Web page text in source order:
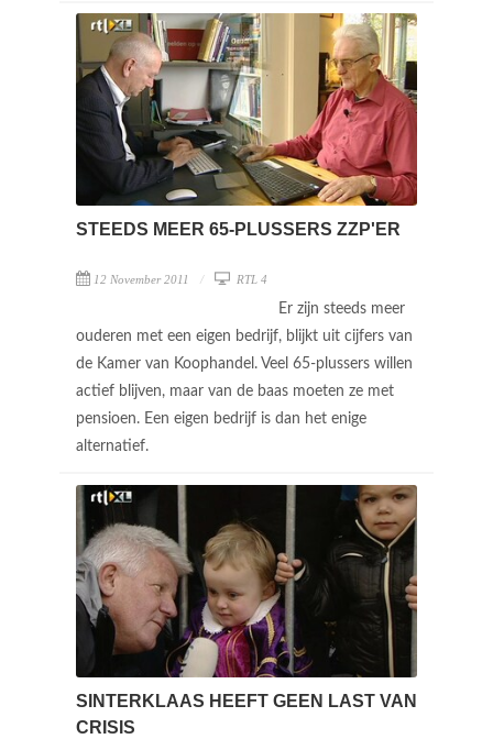
STEEDS MEER 65-PLUSSERS ZZP'ER
12 November 2011 RTL 4
Er zijn steeds meer
ouderen met een eigen bedrijf, blijkt uit cijfers van
de Kamer van Koophandel. Veel 65-plussers willen
actief blijven, maar van de baas moeten ze met
pensioen. Een eigen bedrijf is dan het enige
alternatief.
SINTERKLAAS HEEFT GEEN LAST VAN
CRISIS